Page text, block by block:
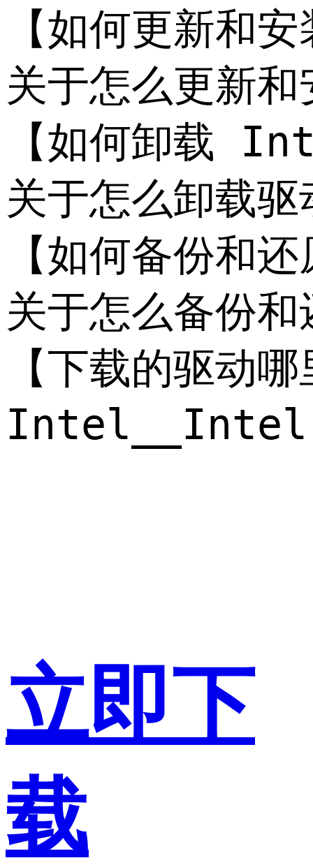
【如何更新
关于怎么更新
【如何卸载
关于怎么卸载
【如何备份
关于怎么备份
【下载的驱动
立即下
载